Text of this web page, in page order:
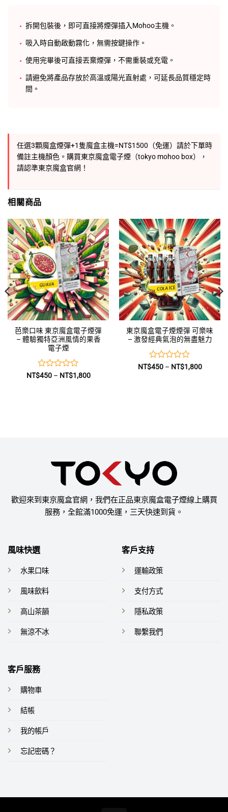
拆開包裝後，即可直接將煙彈插入Mohoo主機 。
吸入時自動啟動霧化，無需按鍵操作。
使用完畢後可直接丟棄煙彈，不需重裝或充電。
請避免將產品存放於高溫或陽光直射處，可延長品質穩定時
間。
任選3顆魔盒煙彈+1隻魔盒主機=NT$1500（免運）請於下單時
備註主機顏色。購買東京魔盒電子煙 （tokyo mohoo box），
請認準東京魔盒官網 ！
相關商品
芭樂口味 東京魔盒電子煙彈
– 體驗獨特亞洲風情的果香
電子煙
評
NT$450 – NT$1,800價
東京魔盒電子煙煙彈 可樂味
– 激發經典氣泡的無盡魅力
評
NT$450 – NT$1,800價
歡迎來到東京魔盒官網，我們在正品東京魔盒電子煙線上購買
服務，全館滿1000免運，三天快速到貨。
風味快選
水果口味
風味飲料
高山茶韻
無涼不冰
客戶支持
運輸政策
支付方式
隱私政策
聯繫我們
客戶服務
購物車
結帳
我的帳戶
忘記密碼？